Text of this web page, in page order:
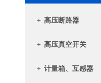
+ 高压断路器
+ 高压真空开关
+ 计量箱、互感器